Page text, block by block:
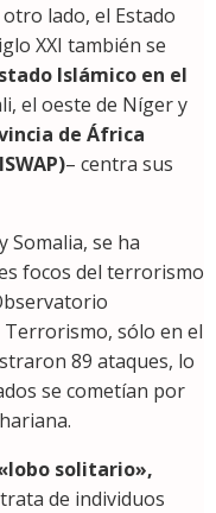
lado, el Estado
XXI también se
Islámico en el
el oeste de Níger y
de África
– centra sus
Somalia, se ha
focos del terrorismo
sólo en el
89 ataques, lo
se cometían por
solitario»,
de individuos